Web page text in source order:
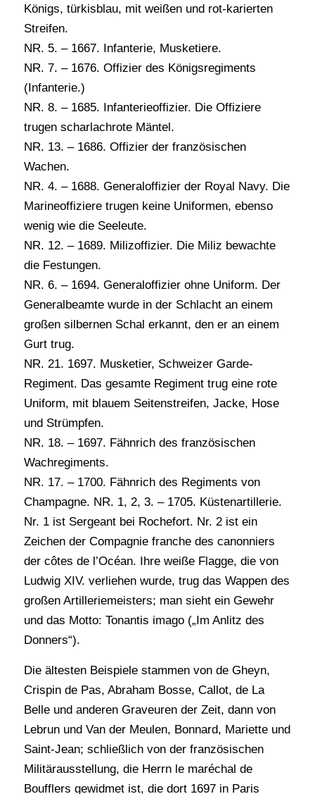
Königs, türkisblau, mit weißen und rot-karierten
Streifen.
NR. 5. – 1667. Infanterie, Musketiere.
NR. 7. – 1676. Offizier des Königsregiments
(Infanterie.)
NR. 8. – 1685. Infanterieoffizier. Die Offiziere
trugen scharlachrote Mäntel.
NR. 13. – 1686. Offizier der französischen
Wachen.
NR. 4. – 1688. Generaloffizier der Royal Navy. Die
Marineoffiziere trugen keine Uniformen, ebenso
wenig wie die Seeleute.
NR. 12. – 1689. Milizoffizier. Die Miliz bewachte
die Festungen.
NR. 6. – 1694. Generaloffizier ohne Uniform. Der
Generalbeamte wurde in der Schlacht an einem
großen silbernen Schal erkannt, den er an einem
Gurt trug.
NR. 21. 1697. Musketier, Schweizer Garde-
Regiment. Das gesamte Regiment trug eine rote
Uniform, mit blauem Seitenstreifen, Jacke, Hose
und Strümpfen.
NR. 18. – 1697. Fähnrich des französischen
Wachregiments.
NR. 17. – 1700. Fähnrich des Regiments von
Champagne. NR. 1, 2, 3. – 1705. Küstenartillerie.
Nr. 1 ist Sergeant bei Rochefort. Nr. 2 ist ein
Zeichen der Compagnie franche des canonniers
der côtes de l’Océan. Ihre weiße Flagge, die von
Ludwig XIV. verliehen wurde, trug das Wappen des
großen Artilleriemeisters; man sieht ein Gewehr
und das Motto: Tonantis imago („Im Anlitz des
Donners“).
Die ältesten Beispiele stammen von de Gheyn,
Crispin de Pas, Abraham Bosse, Callot, de La
Belle und anderen Graveuren der Zeit, dann von
Lebrun und Van der Meulen, Bonnard, Mariette und
Saint-Jean; schließlich von der französischen
Militärausstellung, die Herrn le maréchal de
Boufflers gewidmet ist, die dort 1697 in Paris